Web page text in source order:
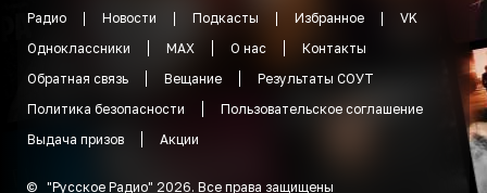
Радио Новости Подкасты Избранное
VK
Одноклассники
MAX О нас
Контакты
Обратная связь
Вещание
Результаты СОУТ
Политика безопасности
Пользовательское соглашение
Выдача призов
Акции
© "Русское Радио" 2026. Все права защищены